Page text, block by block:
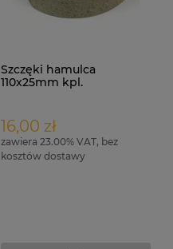
Szczęki hamulca
110x25mm kpl.
16,00 zł
zawiera 23.00% VAT, bez
kosztów dostawy